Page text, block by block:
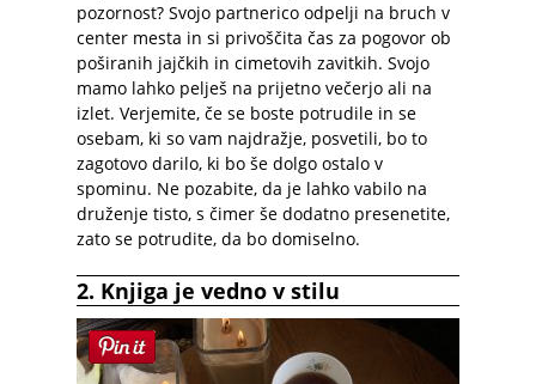
pozornost? Svojo partnerico odpelji na bruch v
center mesta in si privoščita čas za pogovor ob
poširanih jajčkih in cimetovih zavitkih. Svojo
mamo lahko pelješ na prijetno večerjo ali na
izlet. Verjemite, če se boste potrudile in se
osebam, ki so vam najdražje, posvetili, bo to
zagotovo darilo, ki bo še dolgo ostalo v
spominu. Ne pozabite, da je lahko vabilo na
druženje tisto, s čimer še dodatno presenetite,
zato se potrudite, da bo domiselno.
2. Knjiga je vedno v stilu